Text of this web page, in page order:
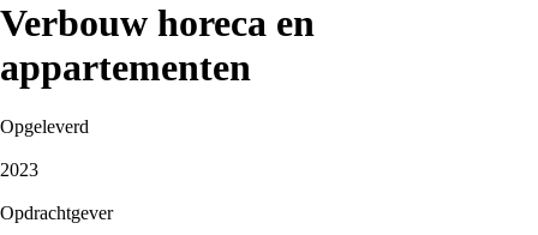
Verbouw horeca en
appartementen
Opgeleverd
2023
Opdrachtgever